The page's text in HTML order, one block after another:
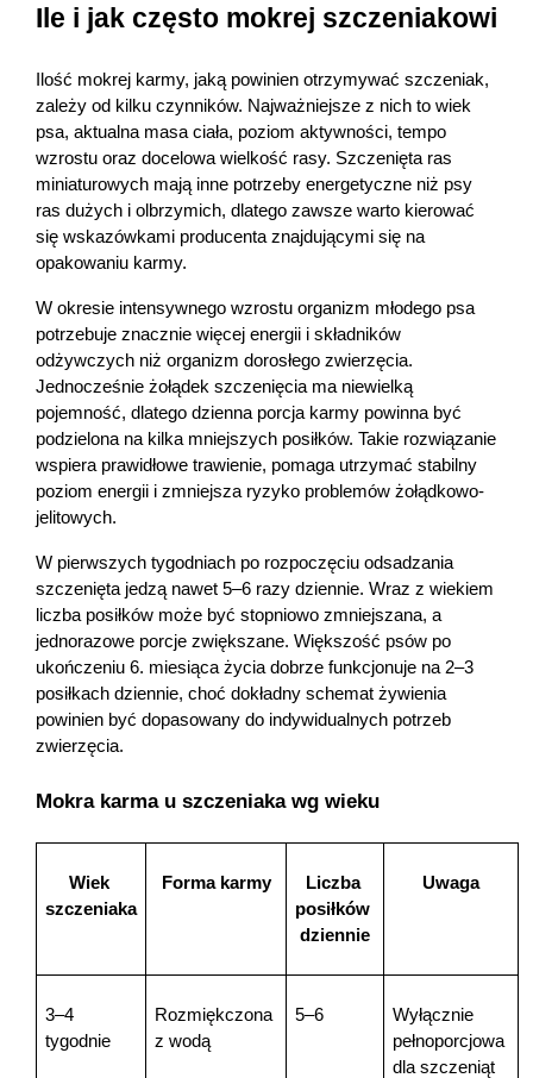
Korzystamy z plików cookies w celu
dostosowania zawartości serwisu do Twoich
preferencji. Więcej informacji znajdziesz w
naszejpolityce prywatności. Możesz określić
warunki przechowywania lub dostępu do
cookies poprzez kliknięcie przycisku
"Ustawienia" lub możesz zaakceptować
ustawienia wszystkich cookies klikając
AKCEPTUJĘ WSZYSTKIE
Ustawienia
AKCEPTUJĘ WSZYSTKIE
Ile i jak często mokrej szczeniakowi
Ilość mokrej karmy, jaką powinien otrzymywać szczeniak,
zależy od kilku czynników. Najważniejsze z nich to wiek
psa, aktualna masa ciała, poziom aktywności, tempo
wzrostu oraz docelowa wielkość rasy. Szczenięta ras
miniaturowych mają inne potrzeby energetyczne niż psy
ras dużych i olbrzymich, dlatego zawsze warto kierować
się wskazówkami producenta znajdującymi się na
opakowaniu karmy.
W okresie intensywnego wzrostu organizm młodego psa
potrzebuje znacznie więcej energii i składników
odżywczych niż organizm dorosłego zwierzęcia.
Jednocześnie żołądek szczenięcia ma niewielką
pojemność, dlatego dzienna porcja karmy powinna być
podzielona na kilka mniejszych posiłków. Takie rozwiązanie
wspiera prawidłowe trawienie, pomaga utrzymać stabilny
poziom energii i zmniejsza ryzyko problemów żołądkowo-
jelitowych.
W pierwszych tygodniach po rozpoczęciu odsadzania
szczenięta jedzą nawet 5–6 razy dziennie. Wraz z wiekiem
liczba posiłków może być stopniowo zmniejszana, a
jednorazowe porcje zwiększane. Większość psów po
ukończeniu 6. miesiąca życia dobrze funkcjonuje na 2–3
posiłkach dziennie, choć dokładny schemat żywienia
powinien być dopasowany do indywidualnych potrzeb
zwierzęcia.
Mokra karma u szczeniaka wg wieku
Wiek
szczeniaka
Forma karmy
Liczba
posiłków
dziennie
Uwaga
3–4
tygodnie
Rozmiękczona
z wodą
5–6
Wyłącznie
pełnoporcjowa
dla szczeniąt